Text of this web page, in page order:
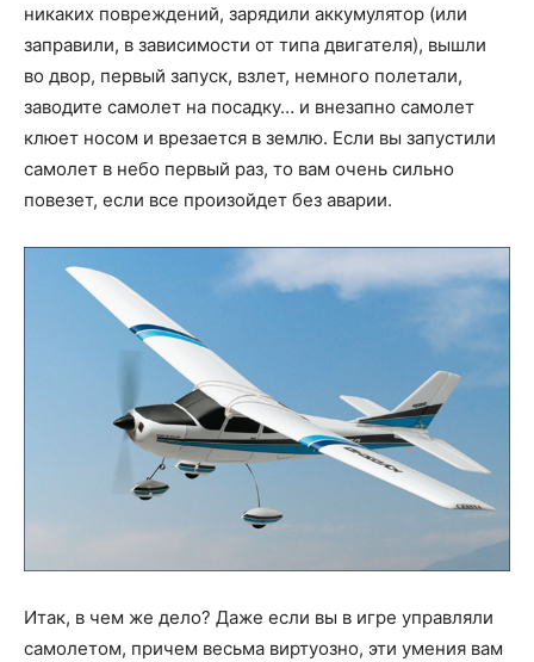
никаких повреждений, зарядили аккумулятор (или
заправили, в зависимости от типа двигателя), вышли
во двор, первый запуск, взлет, немного полетали,
заводите самолет на посадку… и внезапно самолет
клюет носом и врезается в землю. Если вы запустили
самолет в небо первый раз, то вам очень сильно
повезет, если все произойдет без аварии.
Итак, в чем же дело? Даже если вы в игре управляли
самолетом, причем весьма виртуозно, эти умения вам